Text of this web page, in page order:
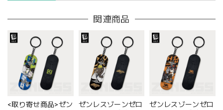
関連商品
<取り寄せ商品>ゼン
ゼンレスゾーンゼロ
ゼンレスゾーンゼロ